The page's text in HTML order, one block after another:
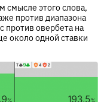
смысле этого слова,
против диапазона
против овербета на
около одной ставки